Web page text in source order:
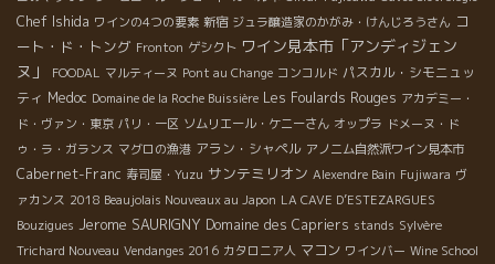
Chef Ishida ワインの4つの要素 新宿 ジュラ醸造家のかがみ・けんじろうさん コ
ート・ド・トング Fronton ゲシクト ワイン見本市「アンディジェン
ヌ」
FOODAL マルティーヌ Pont au Change コンコルド パスカル・シモニュッ
ティ Medoc Domaine de la Roche Buissière Les Foulards Rouges アカデミー・
ド・ヴァン・東京 パリ・一区 ソムリエール・ケニーさん オップラ ドメーヌ・ド
ゥ・ラ・ガランス マグロの漁港 アラン・シャペル アノニム自然派ワイン見本市
Cabernet-Franc 寿司屋・Yuzu サンテミリオン Alexendre Bain Fujiwara ヴ
ァカンス 2018 Beaujolais Nouveaux au Japon LA CAVE D’ESTEZARGUES
Bouzigues Jerome SAURIGNY Domaine des Capriers stands Sylvère
Trichard Nouveau Vendanges 2016 カタロニア人 マコン ワインバー Wine School